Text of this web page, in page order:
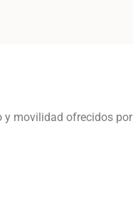
y movilidad ofrecidos por